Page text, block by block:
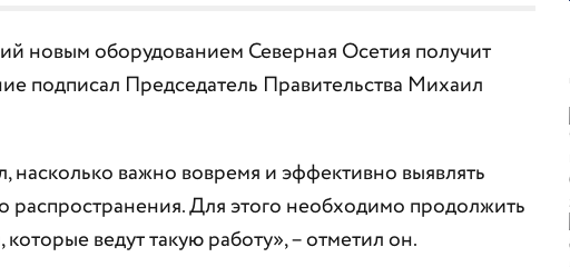
новым оборудованием Северная Осетия получит
подписал Председатель Правительства Михаил
важно вовремя и эффективно выявлять
распространения. Для этого необходимо продолжить
ведут такую работу», – отметил он.